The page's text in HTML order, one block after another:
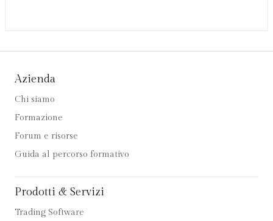
Azienda
Chi siamo
Formazione
Forum e risorse
Guida al percorso formativo
Prodotti & Servizi
Trading Software